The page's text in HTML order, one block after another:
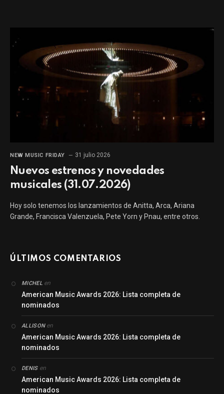
NEW MUSIC FRIDAY 31 julio 2026
Nuevos estrenos y novedades
musicales (31.07.2026)
Hoy solo tenemos los lanzamientos de Anitta, Arca, Ariana
Grande, Francisca Valenzuela, Pete Yorn y Pnau, entre otros.
ÚLTIMOS COMENTARIOS
MICHELen
American Music Awards 2026: Lista completa de
nominados
ALLISONen
American Music Awards 2026: Lista completa de
nominados
DENISen
American Music Awards 2026: Lista completa de
nominados